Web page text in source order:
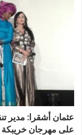
عثمان أشقرا: مدير
على مهرجان خريبكة